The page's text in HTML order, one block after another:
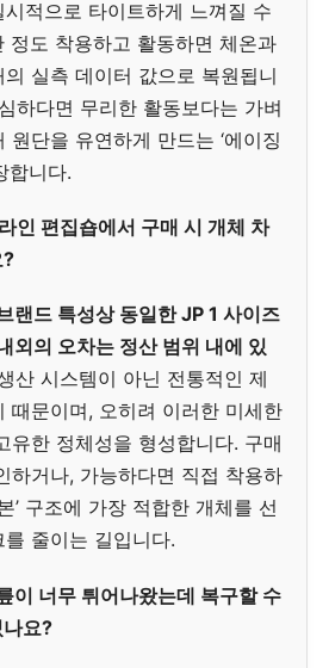
적으로 타이트하게 느껴질 수
정도 착용하고 활동하면 체온과
실측 데이터 값으로 복원됩니
하다면 무리한 활동보다는 가벼
원단을 유연하게 만드는 ‘에이징
합니다.
인 편집숍에서 구매 시 개체 차
랜드 특성상 동일한 JP 1 사이즈
외의 오차는 정산 범위 내에 있
산 시스템이 아닌 전통적인 제
때문이며, 오히려 이러한 미세한
유한 정체성을 형성합니다. 구매
하거나, 가능하다면 직접 착용하
’ 구조에 가장 적합한 개체를 선
줄이는 길입니다.
이 너무 튀어나왔는데 복구할 수
요?